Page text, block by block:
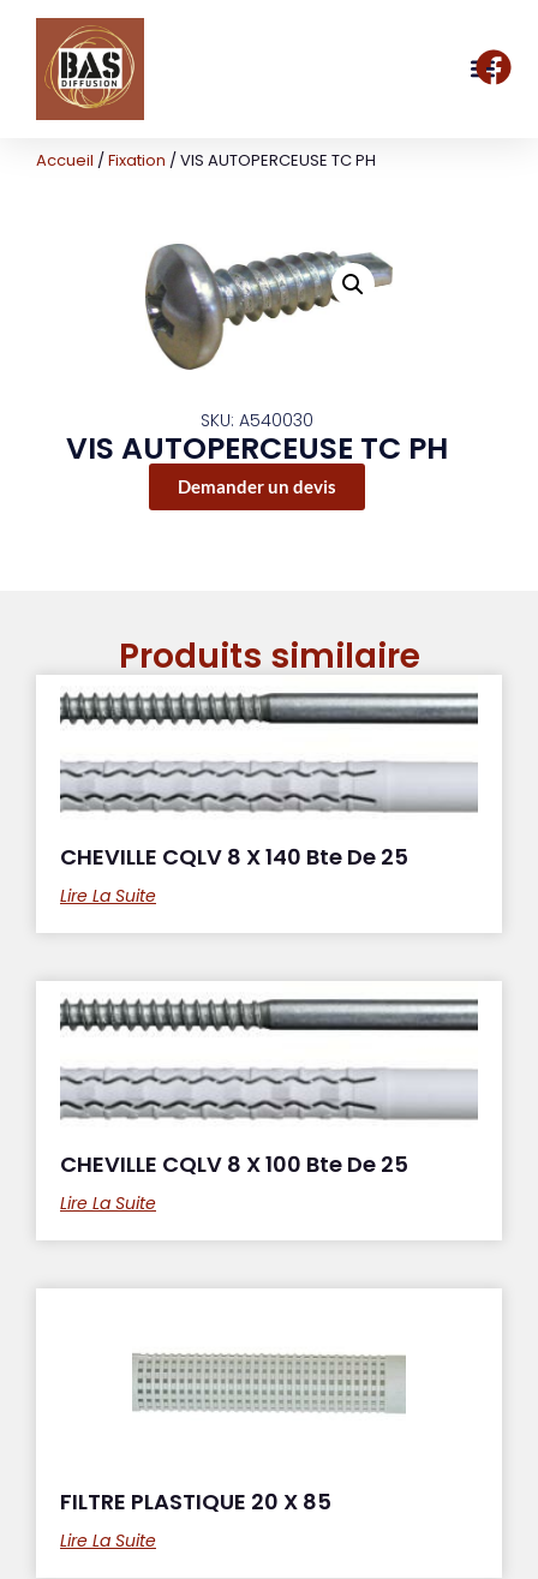
Accueil /Fixation / VIS AUTOPERCEUSE TC PH
SKU: A540030
VIS AUTOPERCEUSE TC PH
Demander un devis
Produits similaire
CHEVILLE CQLV 8 X 140 Bte De 25
Lire La Suite
CHEVILLE CQLV 8 X 100 Bte De 25
Lire La Suite
FILTRE PLASTIQUE 20 X 85
Lire La Suite